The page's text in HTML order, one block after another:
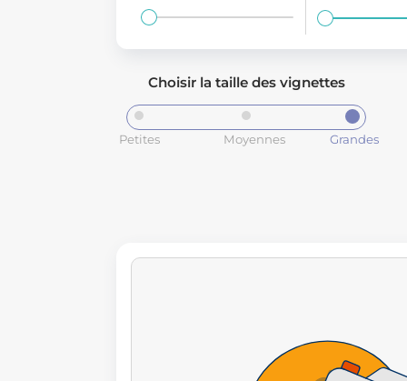
Choisir la taille des vignettes
Petites Moyennes Grandes